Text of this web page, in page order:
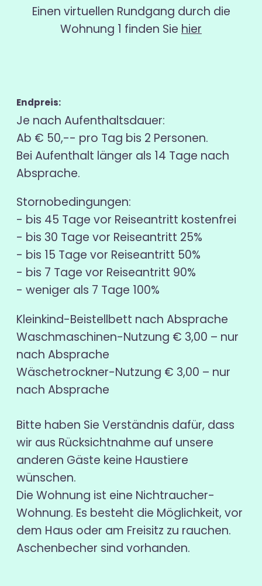
Einen virtuellen Rundgang durch die
Wohnung 1 finden Sie hier
Endpreis:
Je nach Aufenthaltsdauer:
Ab € 50,-- pro Tag bis 2 Personen.
Bei Aufenthalt länger als 14 Tage nach
Absprache.
Stornobedingungen:
- bis 45 Tage vor Reiseantritt kostenfrei
- bis 30 Tage vor Reiseantritt 25%
- bis 15 Tage vor Reiseantritt 50%
- bis 7 Tage vor Reiseantritt 90%
- weniger als 7 Tage 100%
Kleinkind-Beistellbett nach Absprache
Waschmaschinen-Nutzung € 3,00 – nur
nach Absprache
Wäschetrockner-Nutzung € 3,00 – nur
nach Absprache
Bitte haben Sie Verständnis dafür, dass
wir aus Rücksichtnahme auf unsere
anderen Gäste keine Haustiere
wünschen.
Die Wohnung ist eine Nichtraucher-
Wohnung. Es besteht die Möglichkeit, vor
dem Haus oder am Freisitz zu rauchen.
Aschenbecher sind vorhanden.